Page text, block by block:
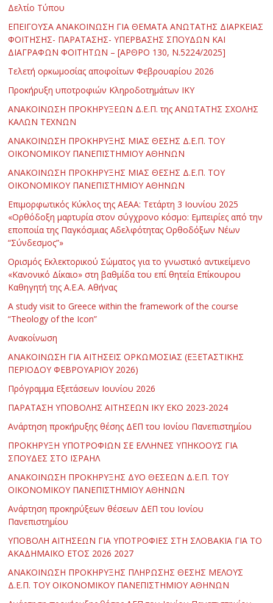
Δελτίο Τύπου
ΕΠΕΙΓΟΥΣΑ ΑΝΑΚΟΙΝΩΣΗ ΓΙΑ ΘΕΜΑΤΑ ΑΝΩΤΑΤΗΣ ΔΙΑΡΚΕΙΑΣ
ΦΟΙΤΗΣΗΣ- ΠΑΡΑΤΑΣΗΣ- ΥΠΕΡΒΑΣΗΣ ΣΠΟΥΔΩΝ ΚΑΙ
ΔΙΑΓΡΑΦΩΝ ΦΟΙΤΗΤΩΝ – [ΑΡΘΡΟ 130, Ν.5224/2025]
Τελετή ορκωμοσίας αποφοίτων Φεβρουαρίου 2026
Προκήρυξη υποτροφιών Κληροδοτημάτων ΙΚΥ
ΑΝΑΚΟΙΝΩΣΗ ΠΡΟΚΗΡΥΞΕΩΝ Δ.Ε.Π. της ΑΝΩΤΑΤΗΣ ΣΧΟΛΗΣ
ΚΑΛΩΝ ΤΕΧΝΩΝ
ΑΝΑΚΟΙΝΩΣΗ ΠΡΟΚΗΡΥΞΗΣ ΜΙΑΣ ΘΕΣΗΣ Δ.Ε.Π. ΤΟΥ
ΟΙΚΟΝΟΜΙΚΟΥ ΠΑΝΕΠΙΣΤΗΜΙΟΥ ΑΘΗΝΩΝ
ΑΝΑΚΟΙΝΩΣΗ ΠΡΟΚΗΡΥΞΗΣ ΜΙΑΣ ΘΕΣΗΣ Δ.Ε.Π. ΤΟΥ
ΟΙΚΟΝΟΜΙΚΟΥ ΠΑΝΕΠΙΣΤΗΜΙΟΥ ΑΘΗΝΩΝ
Επιμορφωτικός Κύκλος της ΑΕΑΑ: Τετάρτη 3 Ιουνίου 2025
«Ορθόδοξη μαρτυρία στον σύγχρονο κόσμο: Εμπειρίες από την
εποποιία της Παγκόσμιας Αδελφότητας Ορθοδόξων Νέων
“Σύνδεσμος”»
Ορισμός Εκλεκτορικού Σώματος για το γνωστικό αντικείμενο
«Κανονικό Δίκαιο» στη βαθμίδα του επί θητεία Επίκουρου
Καθηγητή της Α.Ε.Α. Αθήνας
Α study visit to Greece within the framework of the course
“Theology of the Icon”
Ανακοίνωση
ΑΝΑΚΟΙΝΩΣΗ ΓΙΑ ΑΙΤΗΣΕΙΣ ΟΡΚΩΜΟΣΙΑΣ (ΕΞΕΤΑΣΤΙΚΗΣ
ΠΕΡΙΟΔΟΥ ΦΕΒΡΟΥΑΡΙΟΥ 2026)
Πρόγραμμα Εξετάσεων Ιουνίου 2026
ΠΑΡΑΤΑΣΗ ΥΠΟΒΟΛΗΣ ΑΙΤΗΣΕΩΝ ΙΚΥ ΕΚΟ 2023-2024
Ανάρτηση προκήρυξης θέσης ΔΕΠ του Ιονίου Πανεπιστημίου
ΠΡΟΚΗΡΥΞΗ ΥΠΟΤΡΟΦΙΩΝ ΣΕ ΕΛΛΗΝΕΣ ΥΠΗΚΟΟΥΣ ΓΙΑ
ΣΠΟΥΔΕΣ ΣΤΟ ΙΣΡΑΗΛ
ΑΝΑΚΟΙΝΩΣΗ ΠΡΟΚΗΡΥΞΗΣ ΔΥΟ ΘΕΣΕΩΝ Δ.Ε.Π. ΤΟΥ
ΟΙΚΟΝΟΜΙΚΟΥ ΠΑΝΕΠΙΣΤΗΜΙΟΥ ΑΘΗΝΩΝ
Ανάρτηση προκηρύξεων θέσεων ΔΕΠ του Ιονίου
Πανεπιστημίου
ΥΠΟΒΟΛΗ ΑΙΤΗΣΕΩΝ ΓΙΑ ΥΠΟΤΡΟΦΙΕΣ ΣΤΗ ΣΛΟΒΑΚΙΑ ΓΙΑ ΤΟ
ΑΚΑΔΗΜΑΪΚΟ ΕΤΟΣ 2026 2027
ΑΝΑΚΟΙΝΩΣΗ ΠΡΟΚΗΡΥΞΗΣ ΠΛΗΡΩΣΗΣ ΘΕΣΗΣ ΜΕΛΟΥΣ
Δ.Ε.Π. ΤΟΥ ΟΙΚΟΝΟΜΙΚΟΥ ΠΑΝΕΠΙΣΤΗΜΙΟΥ ΑΘΗΝΩΝ